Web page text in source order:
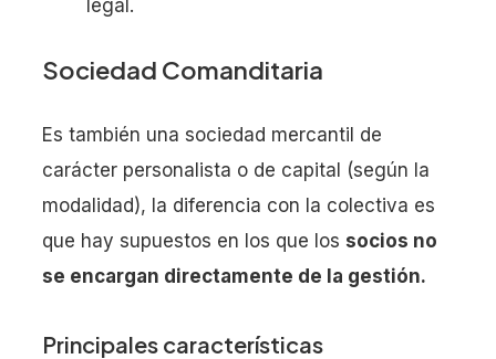
legal.
Sociedad Comanditaria
Es también una sociedad mercantil de
carácter personalista o de capital (según la
modalidad), la diferencia con la colectiva es
que hay supuestos en los que los socios no
se encargan directamente de la gestión.
Principales características